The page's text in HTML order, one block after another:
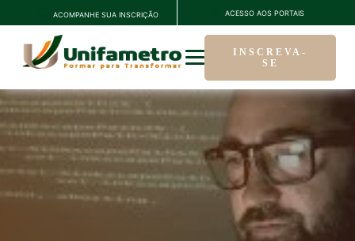
ACOMPANHE SUA INSCRIÇÃO ACESSO AOS PORTAIS
INSCREVA-
SE